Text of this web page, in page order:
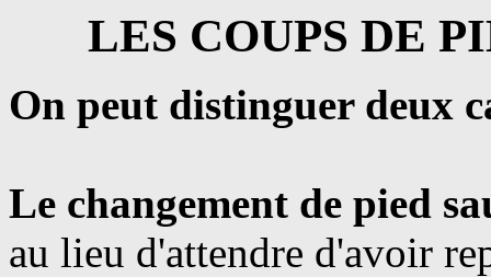
LES COUPS DE
On peut distinguer deux
Le changement de pied
au lieu d'attendre d'avoir